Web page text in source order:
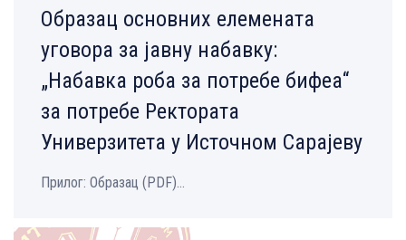
Oбразац основних елемената
уговора за јавну набавку:
„Набавка роба за потребе бифеа“
за потребе Ректората
Универзитета у Источном Сарајеву
Прилог: Образац (PDF)...